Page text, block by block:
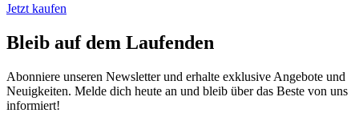
Jetzt kaufen
Bleib auf dem Laufenden
Abonniere unseren Newsletter und erhalte exklusive Angebote und
Neuigkeiten. Melde dich heute an und bleib über das Beste von uns
informiert!